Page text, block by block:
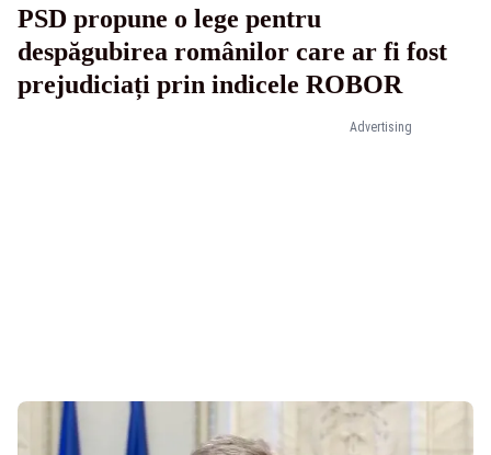
Advertising
PSD propune o lege pentru
despăgubirea românilor care ar fi fost
prejudiciați prin indicele ROBOR